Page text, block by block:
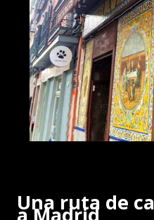
Una ruta de